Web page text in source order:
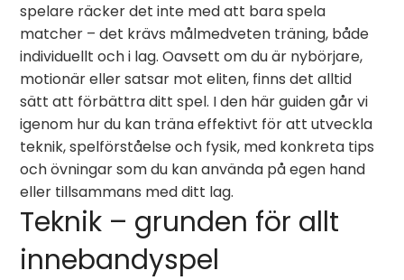
spelare räcker det inte med att bara spela
matcher – det krävs målmedveten träning, både
individuellt och i lag. Oavsett om du är nybörjare,
motionär eller satsar mot eliten, finns det alltid
sätt att förbättra ditt spel. I den här guiden går vi
igenom hur du kan träna effektivt för att utveckla
teknik, spelförståelse och fysik, med konkreta tips
och övningar som du kan använda på egen hand
eller tillsammans med ditt lag.
Teknik – grunden för allt
innebandyspel